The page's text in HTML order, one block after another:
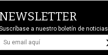
NEWSLETTER
a nuestro boletín de noticias